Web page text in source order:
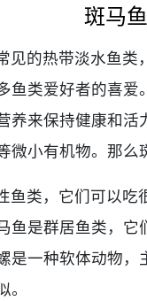
斑马
见的热带淡水鱼
鱼类爱好者的喜
养来保持健康和
微小有机物。那么
鱼类，它们可以吃
鱼是群居鱼类，
是一种软体动物，